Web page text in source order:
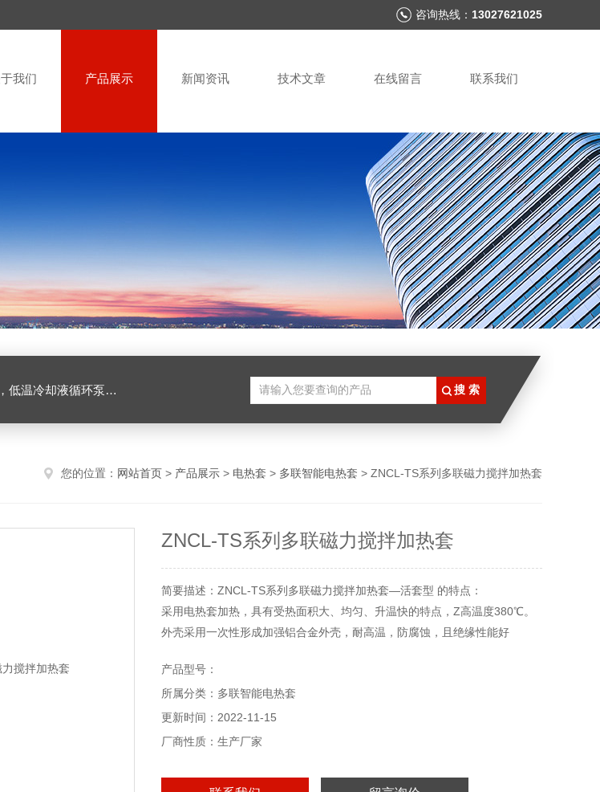
咨询热线： 13027621025
我们 产品展示 新闻资讯 技术文章 在线留言 联系我们
，旋转蒸发器等实验仪器
您的位置： 网站首页 > 产品展示 > 电热套 > 多联智能电热套 > ZNCL-TS系列多联磁力搅拌加热套
ZNCL-TS系列多联磁力搅拌加热套
简要描述：ZNCL-TS系列多联磁力搅拌加热套—活套型 的特点：
采用电热套加热，具有受热面积大、均匀、升温快的特点，Z高温度380℃。
外壳采用一次性形成加强铝合金外壳，耐高温，防腐蚀，且绝缘性能好
活套型磁力搅拌器，电热套容量可以替换
产品型号：
所属分类：多联智能电热套
更新时间：2022-11-15
厂商性质：生产厂家